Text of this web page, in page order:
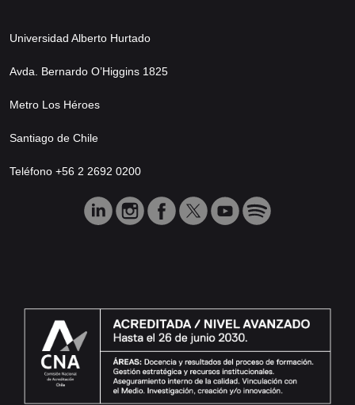
Universidad Alberto Hurtado
Avda. Bernardo O’Higgins 1825
Metro Los Héroes
Santiago de Chile
Teléfono +56 2 2692 0200